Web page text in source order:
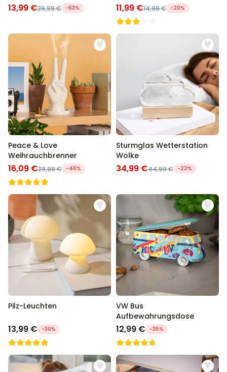
13,99 €29,99 € -53% 11,99 €14,99 € -20%
Peace & Love
Weihrauchbrenner
16,09 €29,99 € -46%
Sturmglas Wetterstation
Wolke
34,99 €44,99 € -22%
Pilz-Leuchten
13,99 € -30%
VW Bus
Aufbewahrungsdose
12,99 € -35%